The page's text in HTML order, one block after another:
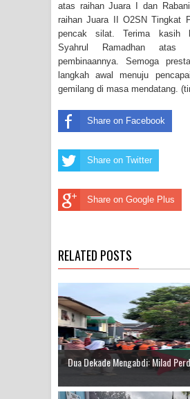
atas raihan Juara I dan
raihan Juara II O2SN Tingkat
pencak silat. Terima kasih
Syahrul Ramadhan atas
pembinaannya. Semoga
langkah awal menuju
gemilang di masa mendatang.
Share on Facebook
Share on Twitter
Share on Google Plus
RELATED POSTS
Dua Dekade Mengabdi: Milad